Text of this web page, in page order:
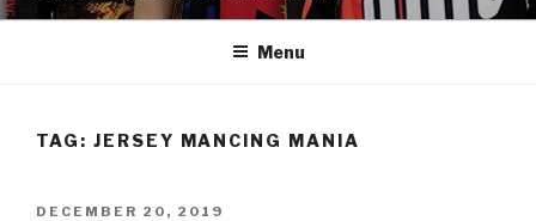
Menu
TAG: JERSEY MANCING MANIA
POSTED
DECEMBER 20, 2019